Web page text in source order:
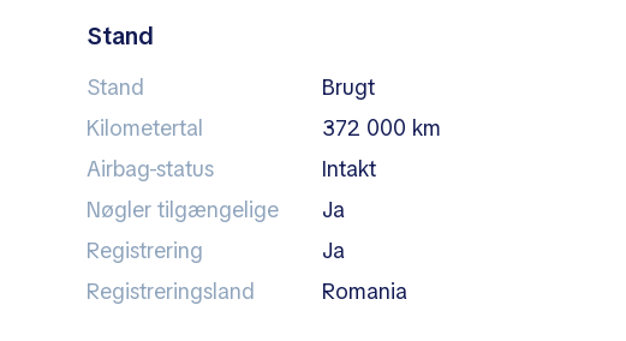
Stand
Stand
Brugt
Kilometertal
372 000 km
Airbag-status
intakt
Nøgler tilgængelige
Ja
Registrering
Ja
Registreringsland
Romania